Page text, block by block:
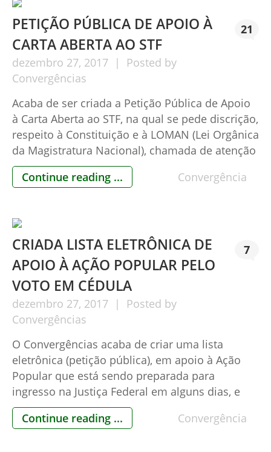
PETIÇÃO PÚBLICA DE APOIO À
CARTA ABERTA AO STF
dezembro 27, 2017
Posted by
Convergências
21
Acaba de ser criada a Petição Pública de Apoio
à Carta Aberta ao STF, na qual se pede discrição,
respeito à Constituição e à LOMAN (Lei Orgânica
da Magistratura Nacional), chamada de atenção
ao Ministro Gilmar Mendes, e à própria
presidente Carmen Lúcia, que teria antecipado
Continue reading ... Convergência
CRIADA LISTA ELETRÔNICA DE
APOIO À AÇÃO POPULAR PELO
VOTO EM CÉDULA
dezembro 27, 2017
Posted by
Convergências
7
O Convergências acaba de criar uma lista
eletrônica (petição pública), em apoio à Ação
Popular que está sendo preparada para
ingresso na Justiça Federal em alguns dias, e
que pede à Justiça para que obrigue o TSE a
simplesmente cumprir a Lei, disponibilizando
Continue reading ... Convergência